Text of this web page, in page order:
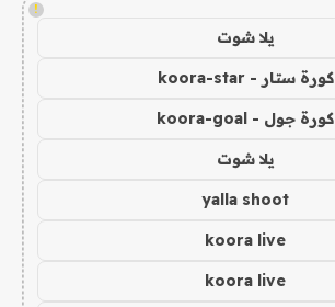
!
يلا شوت
كورة ستار - koora-star
كورة جول - koora-goal
يلا شوت
yalla shoot
koora live
koora live